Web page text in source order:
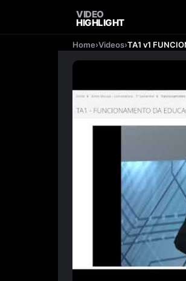
VIDEO
HIGHLIGHT
Home›Videos›